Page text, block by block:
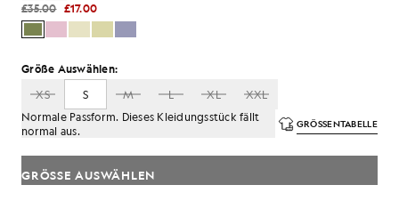
£35.00 £17.00
Größe Auswählen:
XS
S M L XL
XXL
Normale Passform. Dieses Kleidungsstück fällt
normal aus.
GRÖSSENTABELLE
GRÖSSE AUSWÄHLEN